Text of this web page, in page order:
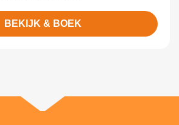
BEKIJK & BOEK